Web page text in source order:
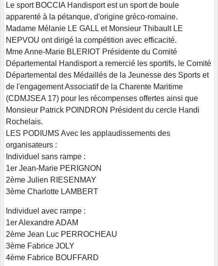
Le sport BOCCIA Handisport est un sport de boule
apparenté à la pétanque, d'origine gréco-romaine.
Madame Mélanie LE GALL et Monsieur Thibault LE
NEPVOU ont dirigé la compétition avec efficacité.
Mme Anne-Marie BLERIOT Présidente du Comité
Départemental Handisport a remercié les sportifs, le Comité
Départemental des Médaillés de la Jeunesse des Sports et
de l'engagement Associatif de la Charente Maritime
(CDMJSEA 17) pour les récompenses offertes ainsi que
Monsieur Patrick POINDRON Président du cercle Handi
Rochelais.
LES PODIUMS Avec les applaudissements des
organisateurs :
Individuel sans rampe :
1er Jean-Marie PERIGNON
2ème Julien RIESENMAY
3ème Charlotte LAMBERT
Individuel avec rampe :
1er Alexandre ADAM
2ème Jean Luc PERROCHEAU
3ème Fabrice JOLY
4ème Fabrice BOUFFARD